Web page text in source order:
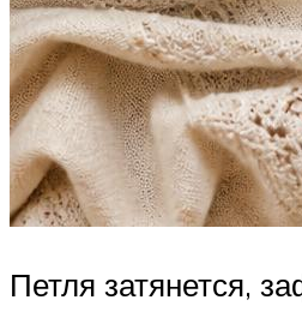
Петля затянется,